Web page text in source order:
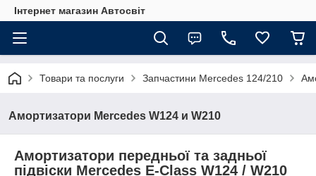
Інтернет магазин Автосвіт
Товари та послуги Запчастини Mercedes 124/210
Амортизатори Mercedes W124 и W210
Амортизатори передньої та задньої
підвіски Mercedes E-Class W124 / W210